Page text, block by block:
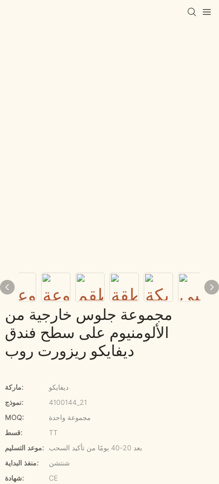
مجموعة جلوس خارجية من
الألومنيوم على سطح فندق
ديفايكو ريزورت روب
ماركة:
ديفايكو
نموذج:
4100144_21
MOQ:
مجموعة واحدة
قسط:
TT
موعد التسليم:
بعد 20-40 يومًا من تأكيد السحب
منفذ البداية:
شنتشن
شهادة:
CE